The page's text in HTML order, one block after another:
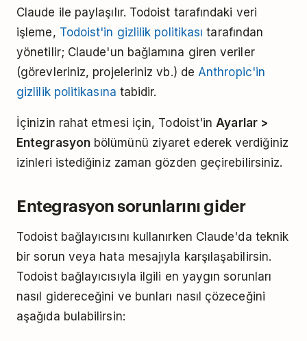
Claude ile paylaşılır. Todoist tarafındaki veri
işleme, Todoist'in gizlilik politikası tarafından
yönetilir; Claude'un bağlamına giren veriler
(görevleriniz, projeleriniz vb.) de Anthropic'in
gizlilik politikasına tabidir.
İçinizin rahat etmesi için, Todoist'in Ayarlar >
Entegrasyonbölümünü ziyaret ederek verdiğiniz
izinleri istediğiniz zaman gözden geçirebilirsiniz.
Entegrasyon sorunlarını gider
Todoist bağlayıcısını kullanırken Claude'da teknik
bir sorun veya hata mesajıyla karşılaşabilirsin.
Todoist bağlayıcısıyla ilgili en yaygın sorunları
nasıl gidereceğini ve bunları nasıl çözeceğini
aşağıda bulabilirsin: